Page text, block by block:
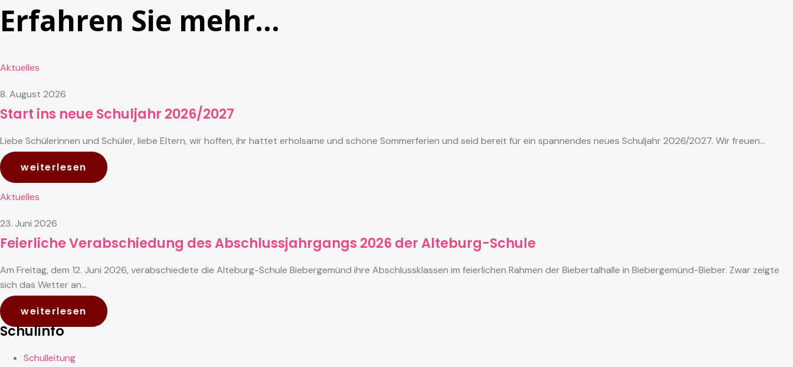
Erfahren Sie mehr...
Aktuelles
8. August 2026
Start ins neue Schuljahr 2026/2027
Liebe Schülerinnen und Schüler, liebe Eltern, wir hoffen, ihr hattet erholsame und schöne Sommerferien und seid bereit für ein spannendes neues Schuljahr 2026/2027. Wir freuen…
weiterlesen
Aktuelles
23. Juni 2026
Feierliche Verabschiedung des Abschlussjahrgangs 2026 der Alteburg-Schule
Am Freitag, dem 12. Juni 2026, verabschiedete die Alteburg-Schule Biebergemünd ihre Abschlussklassen im feierlichen Rahmen der Biebertalhalle in Biebergemünd-Bieber. Zwar zeigte
sich das Wetter an…
weiterlesen
Schulinfo
Schulleitung